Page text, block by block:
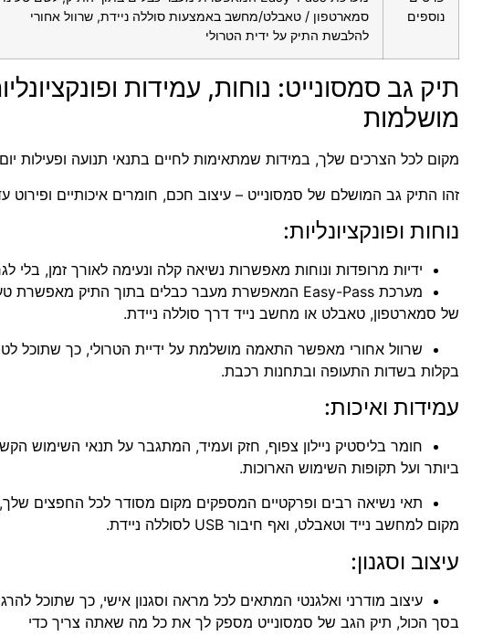
נוספים
סמארטפון / טאבלט/מחשב באמצעות סוללה ניידת, שרוול אחורי
להלבשת התיק על ידית הטרולי
תיק גב סמסונייט: נוחות, עמידות
מושלמות
מקום לכל הצרכים שלך, במידות שמתאימות לחיים בתנאי תנועה ופעילות
זהו התיק גב המושלם של סמסונייט – עיצוב חכם, חומרים איכותיים ופירוט
נוחות ופונקציונליות:
ידיות מרופדות ונוחות מאפשרות נשיאה קלה ונעימה לאורך זמן, בלי
מערכת Easy-Pass המאפשרת מעבר כבלים בתוך התיק מאפשרת טעינה נוחה
של סמארטפון, טאבלט או מחשב נייד דרך סוללה ניידת.
שרוול אחורי מאפשר התאמה מושלמת על ידיית הטרולי, כך שתוכל
בקלות בשדות התעופה ובתחנות רכבת.
עמידות ואיכות:
חומר בליסטיק ניילון צפוף, חזק ועמיד, המתגבר על תנאי השימוש
ביותר ועל תקופות השימוש הארוכות.
תאי נשיאה רבים ופרקטיים המספקים מקום מסודר לכל החפצים שלך,
מקום למחשב נייד וטאבלט, ואף חיבור USB לסוללה ניידת.
עיצוב וסגנון:
עיצוב מודרני ואלגנטי המתאים לכל מראה וסגנון אישי, כך שתוכל
בסך הכול, תיק הגב של סמסונייט מספק לך את כל מה שאתה צריך כדי